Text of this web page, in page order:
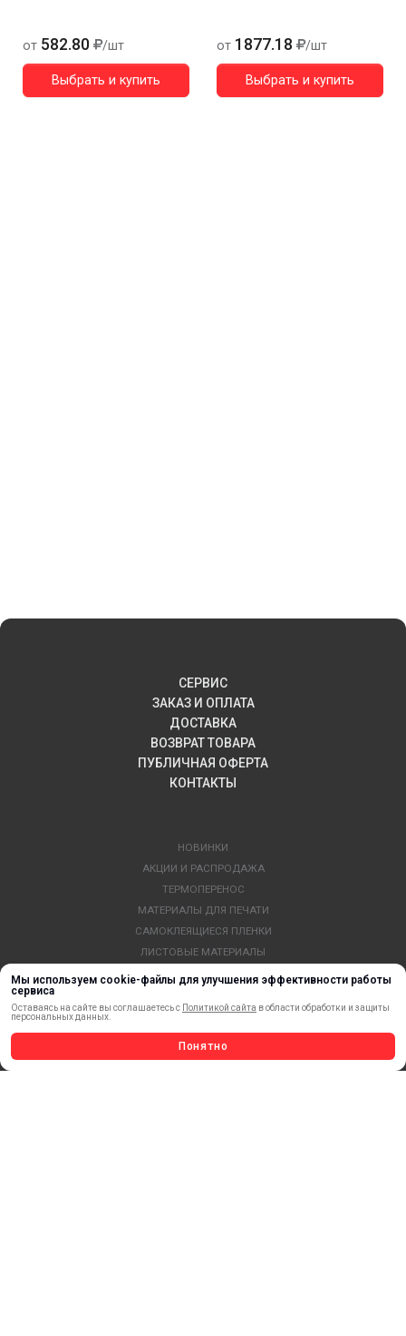
Мы используем cookie-файлы для улучшения эффективности работы
сервиса
Оставаясь на сайте вы соглашаетесь с Политикой сайта в области обработки и защиты
персональных данных.
Понятно
от 582.80 /шт
Выбрать и купить
от 1877.18 /шт
Выбрать и купить
СЕРВИС
ЗАКАЗ И ОПЛАТА
ДОСТАВКА
ВОЗВРАТ ТОВАРА
ПУБЛИЧНАЯ ОФЕРТА
КОНТАКТЫ
НОВИНКИ
АКЦИИ И РАСПРОДАЖА
ТЕРМОПЕРЕНОС
МАТЕРИАЛЫ ДЛЯ ПЕЧАТИ
САМОКЛЕЯЩИЕСЯ ПЛЕНКИ
ЛИСТОВЫЕ МАТЕРИАЛЫ
СТЕРЖНИ И ТРУБЫ ИЗ АКРИЛА
ФЛАГШТОКИ SKYPOLE
ПРОФИЛИ И ПРОФИЛЬНЫЕ СИСТЕМЫ